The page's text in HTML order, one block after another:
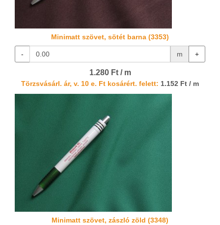
Minimatt szövet, sötét barna (3353)
- m +
1.280 Ft / m
Törzsvásárl. ár, v. 10 e. Ft kosárért. felett: 1.152 Ft / m
Minimatt szövet, zászló zöld (3348)